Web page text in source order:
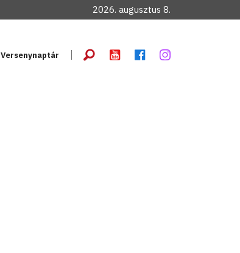
2026. augusztus 8.
Versenynaptár